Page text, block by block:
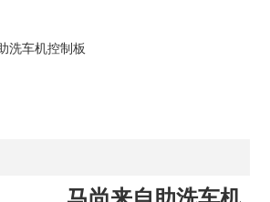
洗车机控制板